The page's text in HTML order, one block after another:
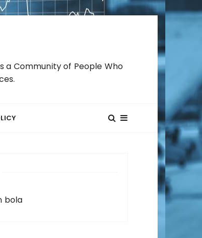
a Community of People Who
bola